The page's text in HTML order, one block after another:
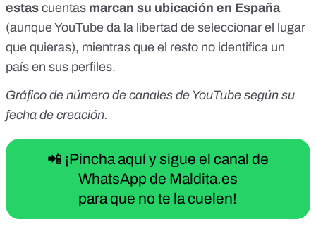
estas cuentas marcan su ubicación en España
(aunque YouTube da la libertad de seleccionar el lugar
que quieras), mientras que el resto no identifica un
país en sus perfiles.
Gráfico de número de canales de YouTube según su
fecha de creación.
📲 ¡Pincha aquí y sigue el canal de
WhatsApp de Maldita.es
para que no te la cuelen!